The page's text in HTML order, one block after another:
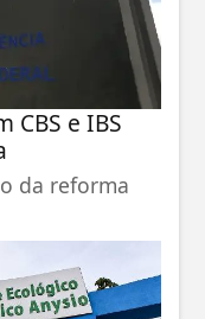
CBS e IBS
da reforma